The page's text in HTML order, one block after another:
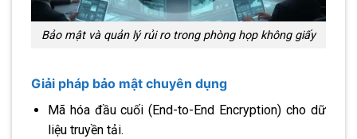
Bảo mật và quản lý rủi ro trong phòng họp không giấy
Giải pháp bảo mật chuyên dụng
Mã hóa đầu cuối (End-to-End Encryption) cho dữ
liệu truyền tải.